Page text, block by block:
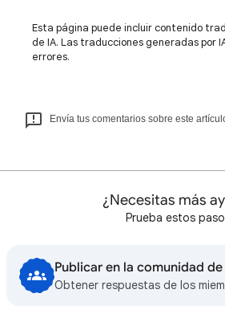
Esta página puede incluir contenido
de IA. Las traducciones generadas por
errores.
Envía tus comentarios sobre este
¿Necesitas más
Prueba estos
Publicar en la comunidad
Obtener respuestas de los